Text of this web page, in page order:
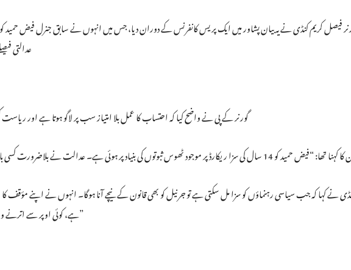
عدالتی
گورنر کے پی نے واضح کیا کہ احتساب کا عمل بلا امتیاز سب پر لاگو ہوتا ہے اور
“فیض حمید کو 14 سال کی سزا ریکارڈ پر موجود ٹھوس ثبوتوں کی بنیاد پر ہوئی ہے۔ عدالت نے بلاضرورت کسی بات کو اہمیت نہیں دی، صرف شواہد پر
نے کہا کہ جب سیاسی رہنماؤں کو سزا مل سکتی ہے تو جرنیل کو بھی قانون کے نیچے آنا ہوگا۔ انہوں نے اپنے
ہے، کوئی اوپر سے اترنے والی مخلوق نہیں جسے قانون سے استثنیٰ حاصل ہو۔”